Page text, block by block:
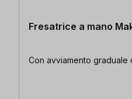
Fresatrice a mano
Con avviamento graduale